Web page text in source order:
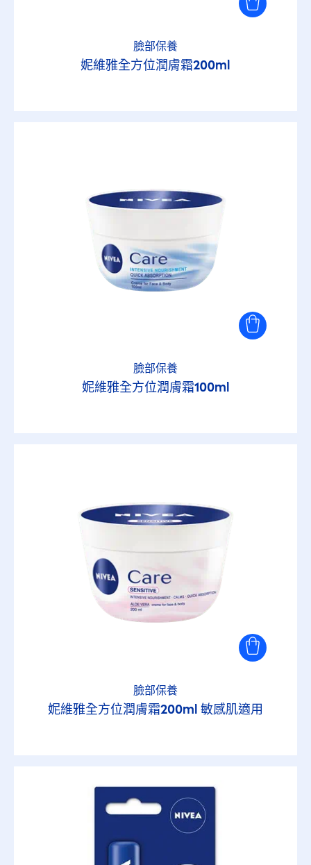
臉部保養
妮維雅全方位潤膚霜200ml
臉部保養
妮維雅全方位潤膚霜100ml
臉部保養
妮維雅全方位潤膚霜200ml 敏感肌適用